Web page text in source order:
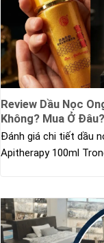
Review Dầu Nọc
Không? Mua Ở Đâu?
Đánh giá chi tiết dầu
Apitherapy 100ml